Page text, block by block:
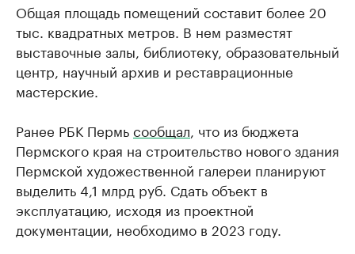
Общая площадь помещений составит более 20
тыс. квадратных метров. В нем разместят
выставочные залы, библиотеку, образовательный
центр, научный архив и реставрационные
мастерские.
Ранее РБК Пермьсообщал, что из бюджета
Пермского края на строительство нового здания
Пермской художественной галереи планируют
выделить 4,1 млрд руб. Сдать объект в
эксплуатацию, исходя из проектной
документации, необходимо в 2023 году.